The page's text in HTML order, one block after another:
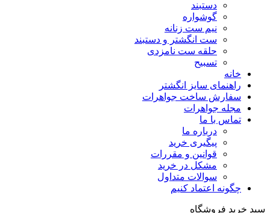
دستبند
گوشواره
نیم ست زنانه
ست انگشتر و دستبند
حلقه ست نامزدی
تسبیح
خانه
راهنمای سایز انگشتر
سفارش ساخت جواهرات
مجله جواهرات
تماس با ما
درباره ما
پیگیری خرید
قوانین و مقررات
مشکل در خرید
سوالات متداول
چگونه اعتماد کنیم
سبد خرید فروشگاه